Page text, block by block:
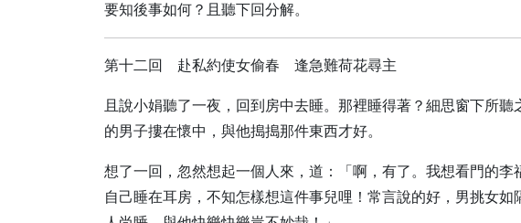
要知後事如何？且聽下回分解。
第十二回 赴私約使女偷春 逢急難荷花尋主
且說小娟聽了一夜，回到房中去睡。那裡睡得著？細思窗下所
的男子摟在懷中，與他搗搗那件東西才好。
想了一回，忽然想起一個人來，道：「啊，有了。我想看門的李
自己睡在耳房，不知怎樣想這件事兒哩！常言說的好，男挑女